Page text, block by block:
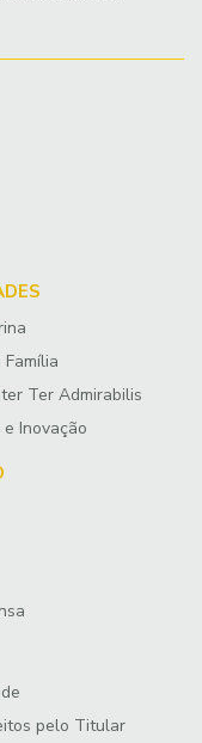
Ter Admirabilis
Inovação
pelo Titular